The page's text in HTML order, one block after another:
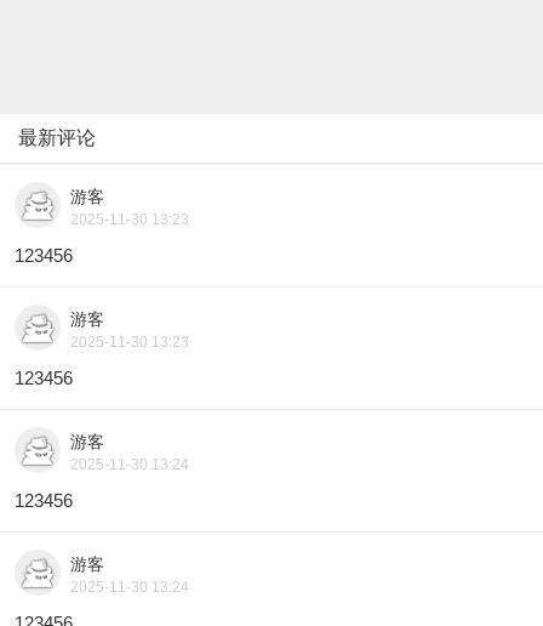
最新评论
游客
2025-11-30 13:23
123456
游客
2025-11-30 13:23
123456
游客
2025-11-30 13:24
123456
游客
2025-11-30 13:24